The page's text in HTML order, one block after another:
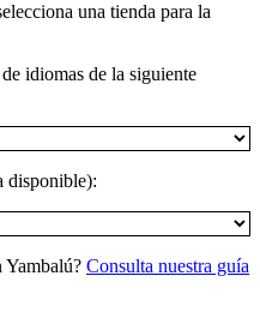
una tienda para la
idiomas de la siguiente
disponible):
Yambalú? Consulta nuestra guía